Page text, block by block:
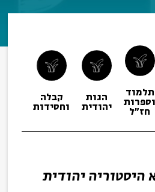
תלמוד
וספרות
חז"ל
הגות
יהודית
קבלה
וחסידות
היסטוריה יהודית